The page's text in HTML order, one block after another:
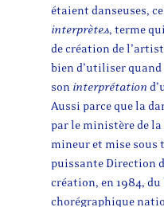
étaient danseuses,
interprètes, terme
de création de
bien d’utiliser
son interprétation
Aussi parce que la
par le ministère de
mineur et mise sous
puissante Direction
création, en 1984,
chorégraphique